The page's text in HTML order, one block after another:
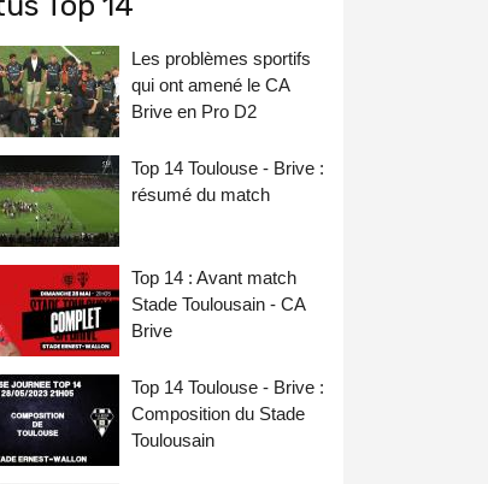
Les problèmes sportifs
qui ont amené le CA
Brive en Pro D2
Top 14 Toulouse - Brive :
résumé du match
Top 14 : Avant match
Stade Toulousain - CA
Brive
Top 14 Toulouse - Brive :
Composition du Stade
Toulousain